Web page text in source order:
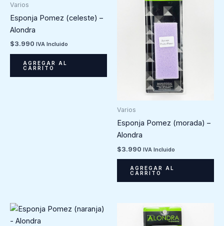
Varios
Esponja Pomez (celeste) –
Alondra
$3.990 IVA Incluido
AGREGAR AL
CARRITO
Varios
Esponja Pomez (morada) –
Alondra
$3.990 IVA Incluido
AGREGAR AL
CARRITO